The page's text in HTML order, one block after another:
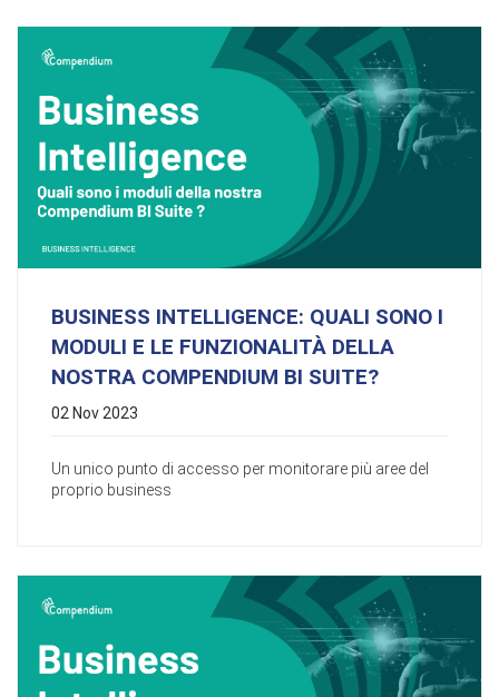
BUSINESS INTELLIGENCE: QUALI SONO I
MODULI E LE FUNZIONALITÀ DELLA
NOSTRA COMPENDIUM BI SUITE?
02 Nov 2023
Un unico punto di accesso per monitorare più aree del
proprio business